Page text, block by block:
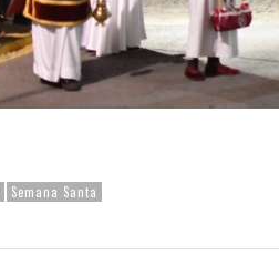
Semana Santa